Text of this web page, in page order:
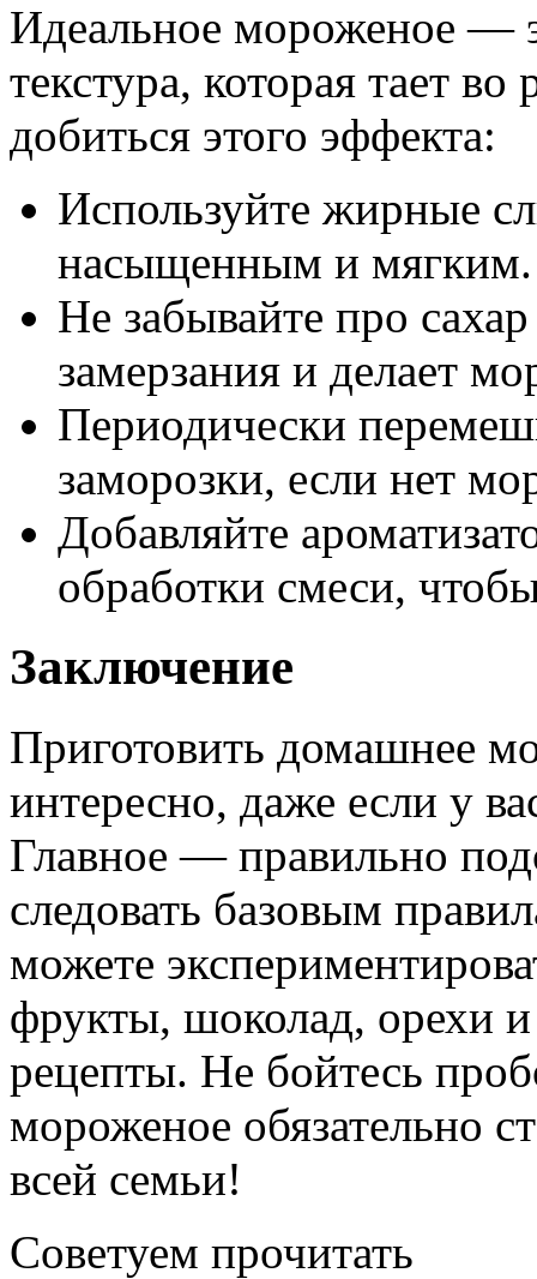
Идеальное мороженое —
текстура, которая тает во
добиться этого эффекта:
Используйте жирные
насыщенным и мягким.
Не забывайте про
замерзания и делает
Периодически
заморозки, если нет
Добавляйте
обработки смеси,
Заключение
Приготовить домашнее
интересно, даже если у
Главное — правильно
следовать базовым
можете
фрукты, шоколад, орехи и
рецепты. Не бойтесь
мороженое обязательно
всей семьи!
Советуем прочитать